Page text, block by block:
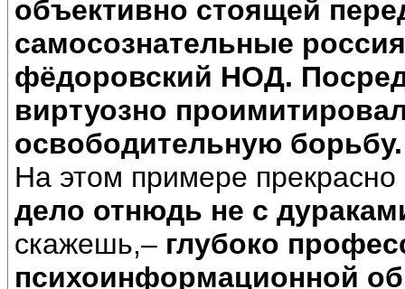
объективно стоящей
самосознательные
фёдоровский НОД.
виртуозно
освободительную борьбу.
На этом примере
дело отнюдь не с
скажешь,– глубоко
психоинформационной